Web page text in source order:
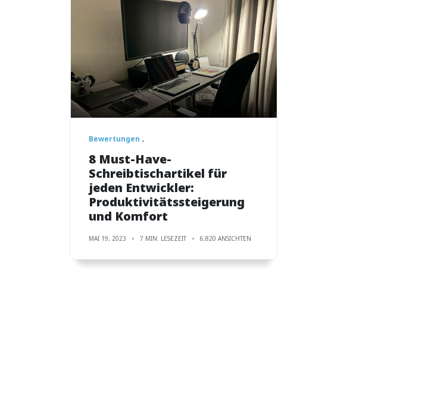
Bewertungen
8 Must-Have-
Schreibtischartikel für
jeden Entwickler:
Produktivitätssteigerung
und Komfort
MAI 19, 2023 7 MIN. LESEZEIT 6,820 ANSICHTEN